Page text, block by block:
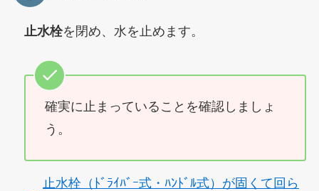
止水栓を閉め、水を止めます。
確実に止まっていることを確認しましょ
う。
止水栓（ﾄﾞﾗｲﾊﾞｰ式・ﾊﾝﾄﾞﾙ式）が固くて回ら